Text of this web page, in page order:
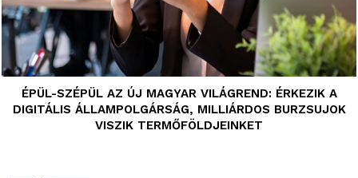
ÉPÜL-SZÉPÜL AZ ÚJ MAGYAR VILÁGREND: ÉRKEZIK A
DIGITÁLIS ÁLLAMPOLGÁRSÁG, MILLIÁRDOS BURZSUJOK
VISZIK TERMŐFÖLDJEINKET